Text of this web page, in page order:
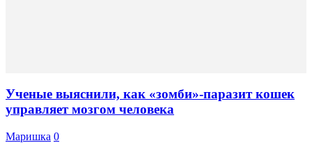
Ученые выяснили, как «зомби»-паразит кошек
управляет мозгом человека
Маришка 0